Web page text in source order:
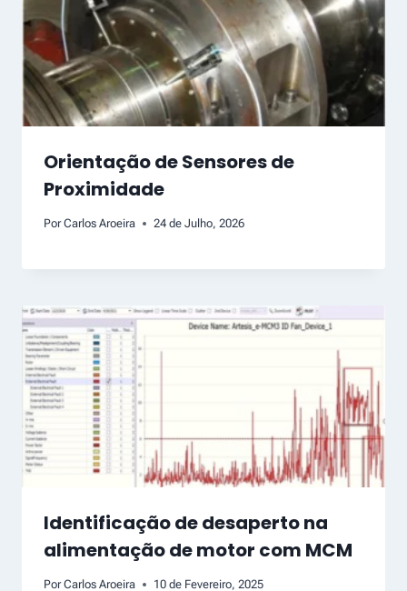
Orientação de Sensores de
Proximidade
Por Carlos Aroeira 24 de Julho, 2026
Identificação de desaperto na
alimentação de motor com MCM
Por Carlos Aroeira 10 de Fevereiro, 2025